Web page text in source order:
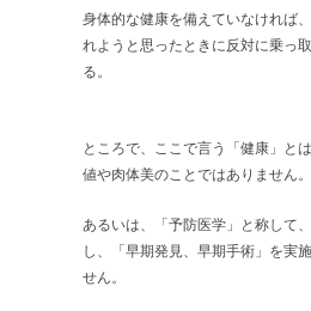
身体的な健康を備えていなければ
れようと思ったときに反対に乗っ
る。
ところで、ここで言う「健康」と
値や肉体美のことではありません。
あるいは、「予防医学」と称して
し、「早期発見、早期手術」を実
せん。